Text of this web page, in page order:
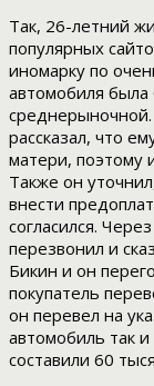
Так, 26-летний
популярных
иномарку по
автомобиля
рассказал, что
матери, поэтому
Также он
внести
согласился.
перезвонил и
Бикин и он
покупатель
он перевел на
автомобиль так
составили 60